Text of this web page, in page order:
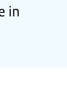
in